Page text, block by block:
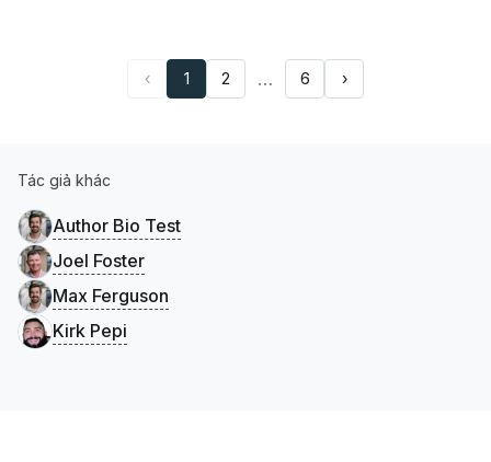
‹ 1 2 … 6 ›
Tác giả khác
Author Bio Test
Joel Foster
Max Ferguson
Kirk Pepi